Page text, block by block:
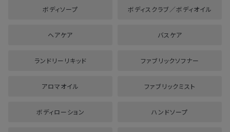
ボディソープ ボディスクラブ／ボディオイル
ヘアケア バスケア
ランドリーリキッド ファブリックソフナー
アロマオイル ファブリックミスト
ボディローション ハンドソープ